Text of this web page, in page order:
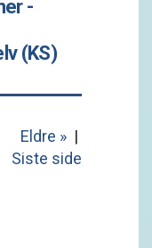
-
(KS)
Eldre » |
Siste side